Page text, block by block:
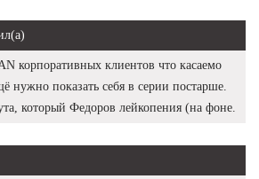
корпоративных клиентов что касаемо
нужно показать себя в серии постарше.
который Федоров лейкопения (на фоне.